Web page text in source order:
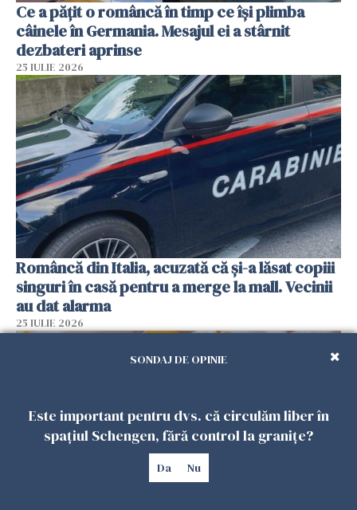
Ce a pățit o româncă în timp ce își plimba
câinele în Germania. Mesajul ei a stârnit
dezbateri aprinse
25 IULIE 2026
Româncă din Italia, acuzată că și-a lăsat copiii
singuri în casă pentru a merge la mall. Vecinii
au dat alarma
25 IULIE 2026
SONDAJ DE OPINIE
Este important pentru dvs. că circulăm liber în
spațiul Schengen, fără control la granițe?
Da Nu